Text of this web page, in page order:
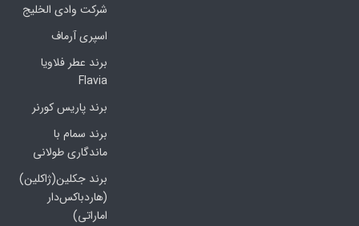
شرکت وادی الخلیج
اسپری آرماف
برند عطر فلاویا
Flavia
برند پاریس کورنر
برند سمام با
ماندگاری طولانی
برند جکلین(ژاکلین)
(هاردباکس‌دار
اماراتی)